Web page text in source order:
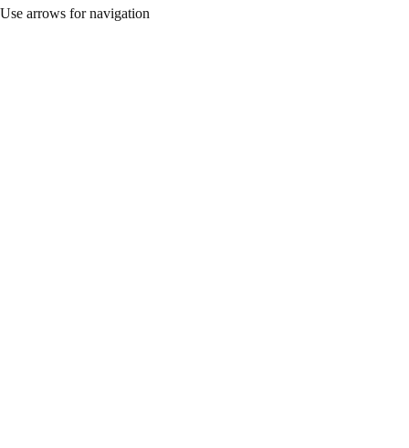
Use arrows for navigation